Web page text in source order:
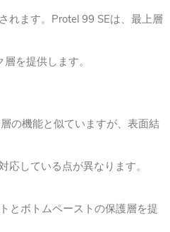
れます。Protel 99 SEは、最上層
を提供します。
の機能と似ていますが、表面結
応している点が異なります。
とボトムペーストの保護層を提